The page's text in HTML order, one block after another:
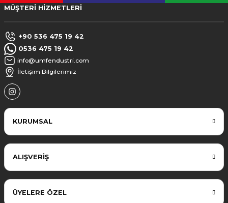
MÜŞTERİ HİZMETLERİ
+90 536 475 19 42
0536 475 19 42
info@umfendustri.com
İletişim Bilgilerimiz
KURUMSAL
ALIŞVERİŞ
ÜYELERE ÖZEL